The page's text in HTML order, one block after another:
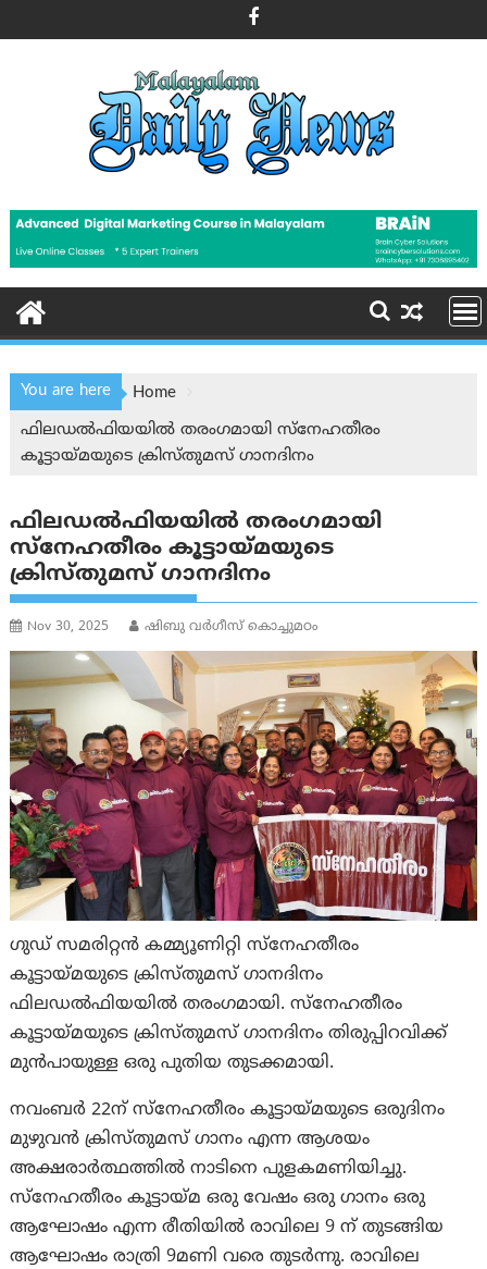
to
You are here
Home
ഫിലഡൽഫിയയിൽ തരംഗമായി സ്നേഹതീരം
കൂട്ടായ്മയുടെ ക്രിസ്തുമസ് ഗാനദിനം
ഫിലഡൽഫിയയിൽ തരംഗമായി
സ്നേഹതീരം കൂട്ടായ്മയുടെ
ക്രിസ്തുമസ് ഗാനദിനം
Nov 30, 2025 ഷിബു വർഗീസ് കൊച്ചുമഠം
ഗുഡ് സമരിറ്റൻ കമ്മ്യൂണിറ്റി സ്നേഹതീരം
കൂട്ടായ്മയുടെ ക്രിസ്തുമസ് ഗാനദിനം
ഫിലഡൽഫിയയിൽ തരംഗമായി. സ്നേഹതീരം
കൂട്ടായ്മയുടെ ക്രിസ്തുമസ് ഗാനദിനം തിരുപ്പിറവിക്ക്
മുൻപായുള്ള ഒരു പുതിയ തുടക്കമായി.
നവംബർ 22ന് സ്നേഹതീരം കൂട്ടായ്മയുടെ ഒരുദിനം
മുഴുവൻ ക്രിസ്തുമസ് ഗാനം എന്ന ആശയം
അക്ഷരാർത്ഥത്തിൽ നാടിനെ പുളകമണിയിച്ചു.
സ്നേഹതീരം കൂട്ടായ്മ ഒരു വേഷം ഒരു ഗാനം ഒരു
ആഘോഷം എന്ന രീതിയിൽ രാവിലെ 9 ന് തുടങ്ങിയ
ആഘോഷം രാത്രി 9മണി വരെ തുടർന്നു. രാവിലെ